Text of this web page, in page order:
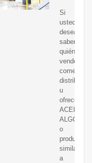
Si
usted
desea
saber
quién
vende,
distribuye
u
ofrece
ACEITE
ALGODON
o
productos
similares,
a